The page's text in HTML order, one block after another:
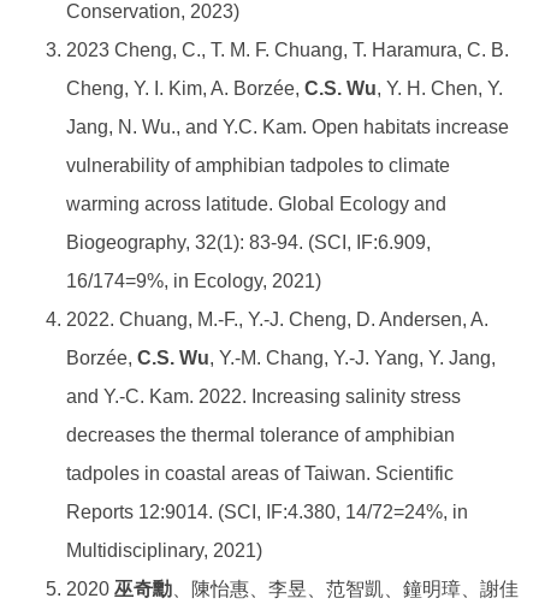
Conservation, 2023)
2023 Cheng, C., T. M. F. Chuang, T. Haramura, C. B.
Cheng, Y. I. Kim, A. Borzée, C.S. Wu, Y. H. Chen, Y.
Jang, N. Wu., and Y.C. Kam. Open habitats increase
vulnerability of amphibian tadpoles to climate
warming across latitude. Global Ecology and
Biogeography, 32(1): 83-94. (SCI, IF:6.909,
16/174=9%, in Ecology, 2021)
2022. Chuang, M.-F., Y.-J. Cheng, D. Andersen, A.
Borzée, C.S. Wu, Y.-M. Chang, Y.-J. Yang, Y. Jang,
and Y.-C. Kam. 2022. Increasing salinity stress
decreases the thermal tolerance of amphibian
tadpoles in coastal areas of Taiwan. Scientific
Reports 12:9014. (SCI, IF:4.380, 14/72=24%, in
Multidisciplinary, 2021)
2020 巫奇勳 、陳怡惠、李昱、范智凱、鐘明璋、謝佳